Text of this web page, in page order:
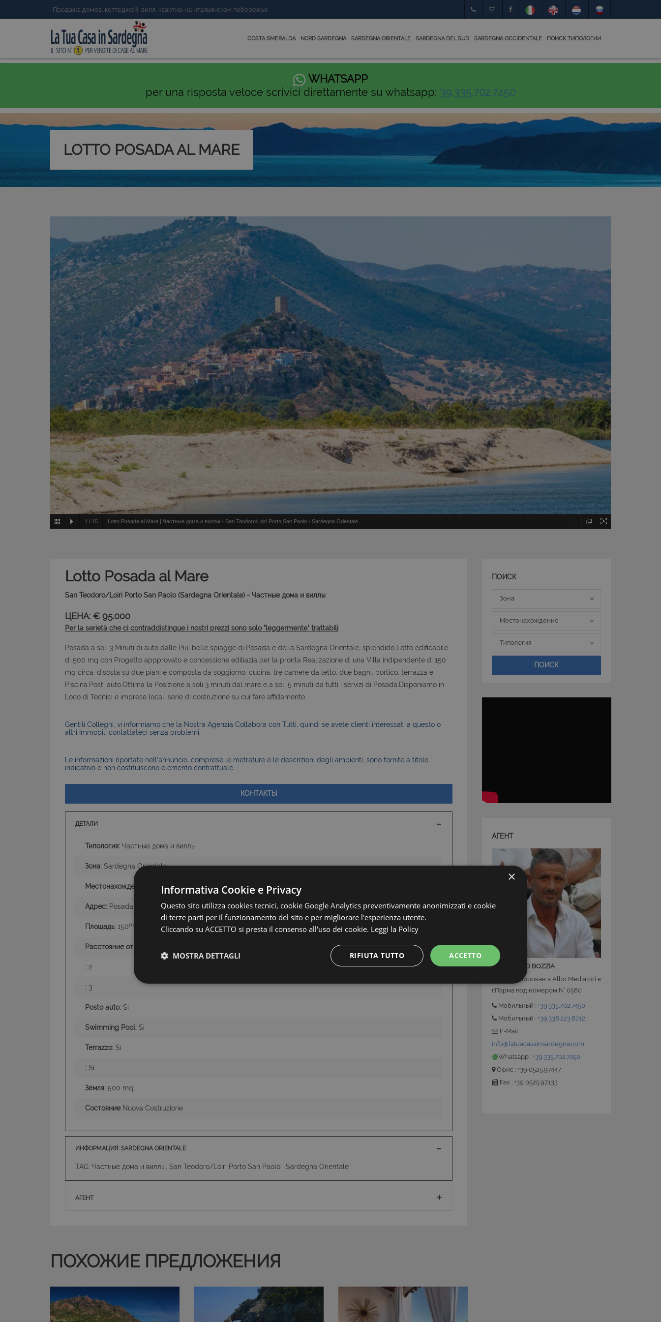
Продажа домов, коттеджей, вилл, квартир на итальянском побережье
COSTA SMERALDA NORD SARDEGNA SARDEGNA ORIENTALE SARDEGNA DEL SUD SARDEGNA OCCIDENTALE ПОИСК ТИПОЛОГИИ
WHATSAPP
per una risposta veloce scrivici direttamente su whatsapp: 39.335.702.7450
LOTTO POSADA AL MARE
1 / 15 Lotto Posada al Mare | Частные дома и виллы - San Teodoro/Loiri Porto San Paolo - Sardegna Orientale
Lotto Posada al Mare
San Teodoro/Loiri Porto San Paolo (Sardegna Orientale) - Частные дома и виллы
ЦЕНА: € 95.000
Per la serietà che ci contraddistingue i nostri prezzi sono solo "leggermente" trattabili
Posada a soli 3 Minuti di auto dalle Piu' belle spiagge di Posada e della Sardegna Orientale, splendido Lotto edificabile
di 500 mq con Progetto appprovato e concessione ediliazia per la pronta Realizazione di una Villa indipendente di 150
mq circa, disosta su due piani e composta da soggiorno, cucina, tre camere da letto, due bagni, portico, terrazza e
Piscina.Posti auto.Ottima la Posizione a soli 3 minuti dal mare e a soli 5 minuti da tutti i servizi di Posada.Disponiamo in
Loco di Tecnici e imprese locali serie di costruzione su cui fare affidamento.
Gentili Colleghi, vi informiamo che la Nostra Agenzia Collabora con Tutti, quindi se avete clienti interessati a questo o
altri Immobili contattateci senza problemi.
Le informazioni riportate nell’annuncio, comprese le metrature e le descrizioni degli ambienti, sono fornite a titolo
indicativo e non costituiscono elemento contrattuale
КОНТАКТЫ
ДЕТАЛИ
Типология: Частные дома и виллы
Зона: Sardegna Orientale
Местонахождение: San Teodoro/Loiri Porto San Paolo
Адрес: Posada
Площадь: 150m2
Расстояние от моря:
: 2
: 3
Posto auto: Si
Swimming Pool: Si
Terrazzo: Si
: Si
Земля: 500 mq
СостояниеNuova Costruzione
ИНФОРМАЦИЯ: SARDEGNA ORIENTALE
TAG: Частные дома и виллы, San Teodoro/Loiri Porto San Paolo , Sardegna Orientale
АГЕНТ
ПОХОЖИЕ ПРЕДЛОЖЕНИЯ
ПОИСК
ЗонаЗона
Местонахождение
Местонахождение
Типология
Типология
ПОИСК
АГЕНТ
GIANMARCO BOZZIA
Зарегестрирован в Albo Mediatori в
г.Парма под номером N° 0560
Мобильный : +39.335.702.7450
Мобильный : +39.338.223.8712
E-Mail:
info@latuacasainsardegna.com
Whatsapp :+39.335.702.7450
Офис : +39 0525.97447
Fax : +39 0525.97133
×
Informativa Cookie e Privacy
Questo sito utilizza cookies tecnici, cookie Google Analytics preventivamente anonimizzati e cookie
di terze parti per il funzionamento del sito e per migliorare l'esperienza utente.
Cliccando su ACCETTO si presta il consenso all'uso dei cookie. Leggi la Policy
ACCETTO
RIFIUTA TUTTO
MOSTRA DETTAGLI
Strettamente necessari e Statistiche
PHPSESSID
è un numero generato in modo casuale, il modo in cui
viene utilizzato può essere specifico per il sito, ma un
CookieScriptConsent
CookieScript
www.latuacasainsardegna.com
6 mesi 5
cookie dei visitatori. È necessario che il banner dei